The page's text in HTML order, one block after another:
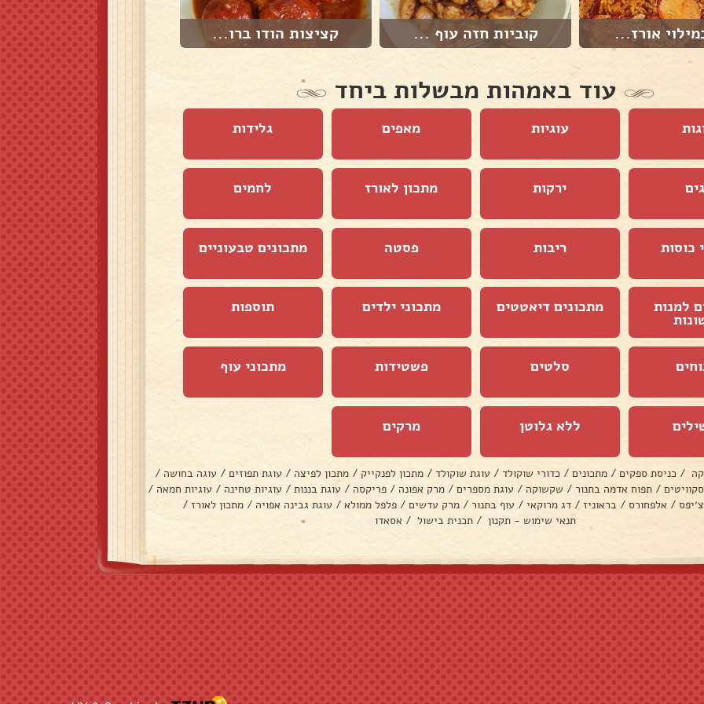
אורז... קוביות חזה עוף ... קציצות הודו ברו...
עוד באמהות מבשלות ביחד
עוגיות מאפים גלידות
ירקות מתכון לאורז לחמים
כוסות ריבות פסטה מתכונים טבעוניים
למנות מתכונים דיאטטים מתכוני ילדים תוספות
סלטים פשטידות מתכוני עוף
ללא גלוטן מרקים
/ כניסת ספקים / מתכונים / כדורי שוקולד / עוגת שוקולד / מתכון לפנקייק / מתכון לפיצה / עוגת תפוזים / עוגה בחושה /
/ תפוח אדמה בתנור / שקשוקה / עוגת מספרים / מרק אפונה / פריקסה / עוגת בננות / עוגיות טחינה / עוגיות חמאה /
/ אלפחורס / בראוניז / דג מרוקאי / עוף בתנור / מרק עדשים / פלפל ממולא / עוגת גבינה אפויה / מתכון לאורז /
תנאי שימוש - תקנון / תכנית בישול / אסאדו